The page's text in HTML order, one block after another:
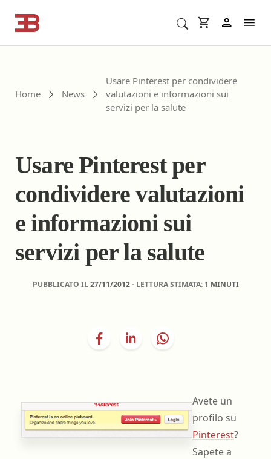
Home News
Usare Pinterest per condividere
valutazioni e informazioni sui
servizi per la salute
Usare Pinterest per
condividere valutazioni
e informazioni sui
servizi per la salute
PUBBLICATO IL27/11/2012- LETTURA STIMATA: 1 MINUTI
Avete un
profilo su
Pinterest?
Sapete a